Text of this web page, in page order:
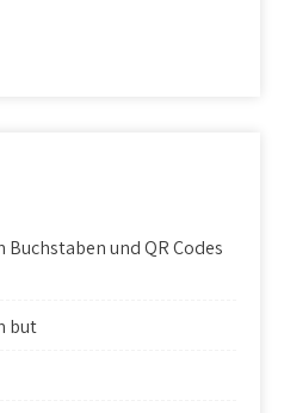
und QR Codes
but